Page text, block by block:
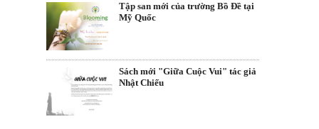
Tập san mới của trường Bồ Đề tại
Mỹ Quốc
Sách mới "Giữa Cuộc Vui" tác giả
Nhật Chiếu